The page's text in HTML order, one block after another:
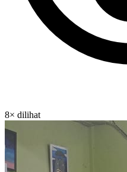
8× dilihat